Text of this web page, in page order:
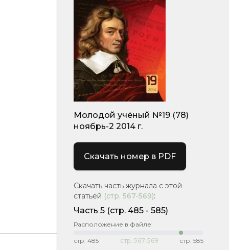
Молодой учёный №19 (78)
ноябрь-2 2014 г.
Скачать номер в PDF
Скачать часть журнала с этой
статьей (стр. 567-569):
Часть 5 (cтр. 485 - 585)
Расположение в файле:
стр. 485 стр. 567-569 стр. 585